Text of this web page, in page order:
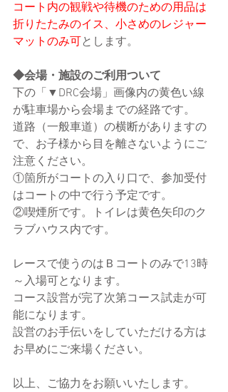
コート内の観戦や待機のための用品は
折りたたみのイス、小さめのレジャー
マットのみ可 とします。
◆会場・施設のご利用ついて
下の「▼DRC会場」画像内の黄色い線
が駐車場から会場までの経路です。
道路（一般車道）の横断がありますの
で、お子様から目を離さないようにご
注意ください。
①箇所がコートの入り口で、参加受付
はコートの中で行う予定です。
②喫煙所です。トイレは黄色矢印のク
ラブハウス内です。
レースで使うのはＢコートのみで13時
～入場可となります。
コース設営が完了次第コース試走が可
能になります。
設営のお手伝いをしていただける方は
お早めにご来場ください。
以上、ご協力をお願いいたします。